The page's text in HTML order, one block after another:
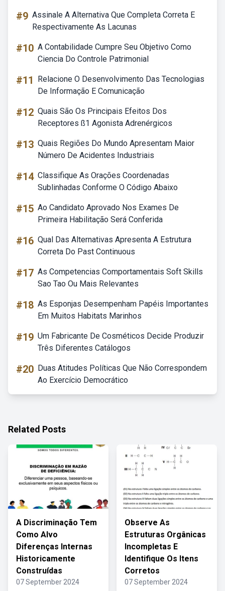
#9 Assinale A Alternativa Que Completa Correta E
Respectivamente As Lacunas
#10 A Contabilidade Cumpre Seu Objetivo Como
Ciencia Do Controle Patrimonial
#11
Relacione O Desenvolvimento Das Tecnologias
De Informação E Comunicação
#12 Quais São Os Principais Efeitos Dos
Receptores ß1 Agonista Adrenérgicos
#13 Quais Regiões Do Mundo Apresentam Maior
Número De Acidentes Industriais
#14 Classifique As Orações Coordenadas
Sublinhadas Conforme O Código Abaixo
#15 Ao Candidato Aprovado Nos Exames De
Primeira Habilitação Será Conferida
#16 Qual Das Alternativas Apresenta A Estrutura
Correta Do Past Continuous
#17 As Competencias Comportamentais Soft Skills
Sao Tao Ou Mais Relevantes
#18 As Esponjas Desempenham Papéis Importantes
Em Muitos Habitats Marinhos
#19 Um Fabricante De Cosméticos Decide Produzir
Três Diferentes Catálogos
#20 Duas Atitudes Políticas Que Não Correspondem
Ao Exercício Democrático
Related Posts
A Discriminação Tem
Como Alvo
Diferenças Internas
Historicamente
Construídas
07 September 2024
Observe As
Estruturas Orgânicas
Incompletas E
Identifique Os Itens
Corretos
07 September 2024